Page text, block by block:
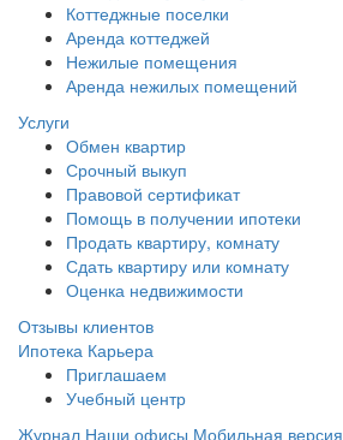
Коттеджные поселки
Аренда коттеджей
Нежилые помещения
Аренда нежилых помещений
Услуги
Обмен квартир
Срочный выкуп
Правовой сертификат
Помощь в получении ипотеки
Продать квартиру, комнату
Сдать квартиру или комнату
Оценка недвижимости
Отзывы клиентов
Ипотека Карьера
Приглашаем
Учебный центр
Журнал Наши офисы Мобильная версия